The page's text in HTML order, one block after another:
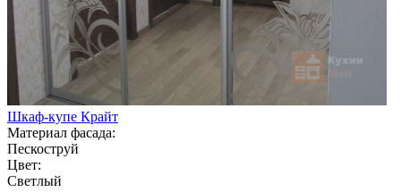
Шкаф-купе Крайт
Материал фасада:
Пескоструй
Цвет:
Светлый